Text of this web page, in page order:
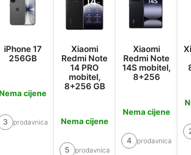
iPhone 17
256GB
Nema cijene
3 prodavnica
Xiaomi
Redmi Note
14 PRO
mobitel,
8+256 GB
Nema cijene
5 prodavnica
Xiaomi
Redmi Note
14S mobitel,
8+256
Nema cijene
4 prodavnica